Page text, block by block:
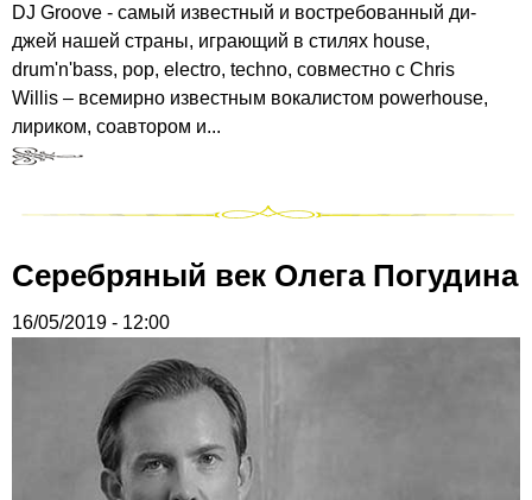
DJ Groove - самый известный и востребованный ди-
джей нашей страны, играющий в стилях house,
drum'n'bass, pop, electro, techno, совместно с Chris
Willis – всемирно известным вокалистом powerhouse,
лириком, соавтором и...
Серебряный век Олега Погудина
16/05/2019 - 12:00